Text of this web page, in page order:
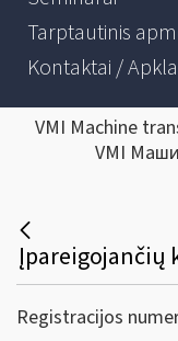
Tarptautinis
Kontaktai /
VMI Machine
VMI
Registracijos